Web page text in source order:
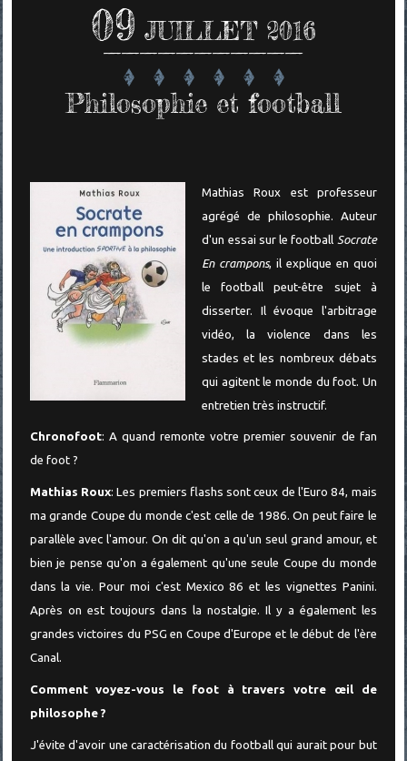
09 JUILLET 2016
Philosophie et football
Mathias Roux est professeur
agrégé de philosophie. Auteur
d'un essai sur le football Socrate
En crampons, il explique en quoi
le football peut-être sujet à
disserter. Il évoque l'arbitrage
vidéo, la violence dans les
stades et les nombreux débats
qui agitent le monde du foot. Un
entretien très instructif.
Chronofoot: A quand remonte votre premier souvenir de fan
de foot ?
Mathias Roux: Les premiers flashs sont ceux de l'Euro 84, mais
ma grande Coupe du monde c'est celle de 1986. On peut faire le
parallèle avec l'amour. On dit qu'on a qu'un seul grand amour, et
bien je pense qu'on a également qu'une seule Coupe du monde
dans la vie. Pour moi c'est Mexico 86 et les vignettes Panini.
Après on est toujours dans la nostalgie. Il y a également les
grandes victoires du PSG en Coupe d'Europe et le début de l'ère
Canal.
Comment voyez-vous le foot à travers votre œil de
philosophe ?
J'évite d'avoir une caractérisation du football qui aurait pour but